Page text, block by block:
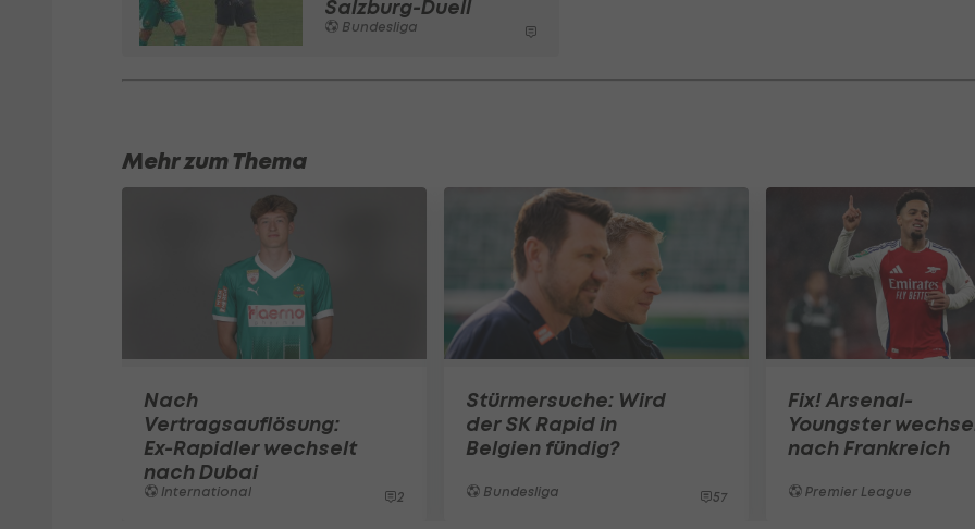
Salzburg-Duell
Bundesliga
Mehr zum Thema
Nach
Vertragsauflösung:
Ex-Rapidler wechselt
nach Dubai
International 2
Stürmersuche: Wird
der SK Rapid in
Belgien fündig?
Bundesliga 57
Fix! Arsenal-
Youngster
nach Frankreich
Premier League